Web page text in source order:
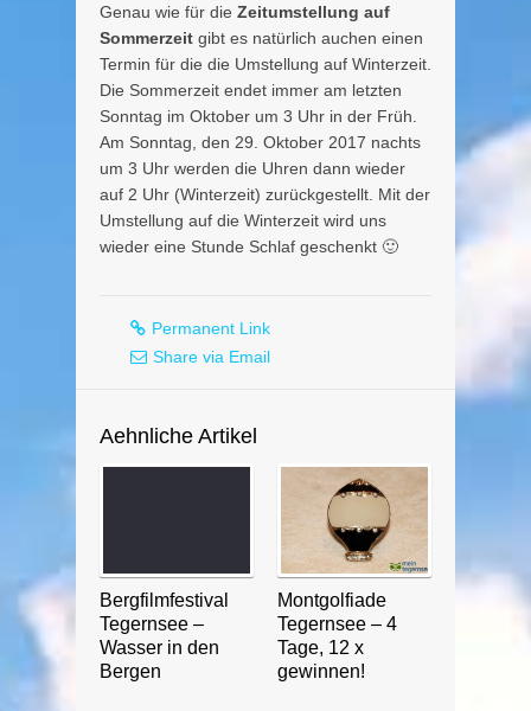
Genau wie für die Zeitumstellung auf
Sommerzeit gibt es natürlich auchen einen
Termin für die die Umstellung auf Winterzeit.
Die Sommerzeit endet immer am letzten
Sonntag im Oktober um 3 Uhr in der Früh.
Am Sonntag, den 29. Oktober 2017 nachts
um 3 Uhr werden die Uhren dann wieder
auf 2 Uhr (Winterzeit) zurückgestellt. Mit der
Umstellung auf die Winterzeit wird uns
wieder eine Stunde Schlaf geschenkt 🙂
Permanent Link
Share via Email
Aehnliche Artikel
Bergfilmfestival
Tegernsee –
Wasser in den
Bergen
Montgolfiade
Tegernsee – 4
Tage, 12 x
gewinnen!